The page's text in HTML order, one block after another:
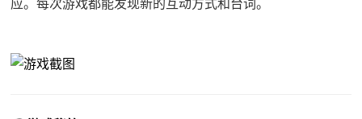
应。每次游戏都能发现新的互动方式和台词。